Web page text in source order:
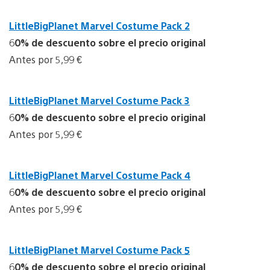
LittleBigPlanet Marvel Costume Pack 2
60% de descuento sobre el precio original
Antes por 5,99 €
LittleBigPlanet Marvel Costume Pack 3
60% de descuento sobre el precio original
Antes por 5,99 €
LittleBigPlanet Marvel Costume Pack 4
60% de descuento sobre el precio original
Antes por 5,99 €
LittleBigPlanet Marvel Costume Pack 5
60% de descuento sobre el precio original